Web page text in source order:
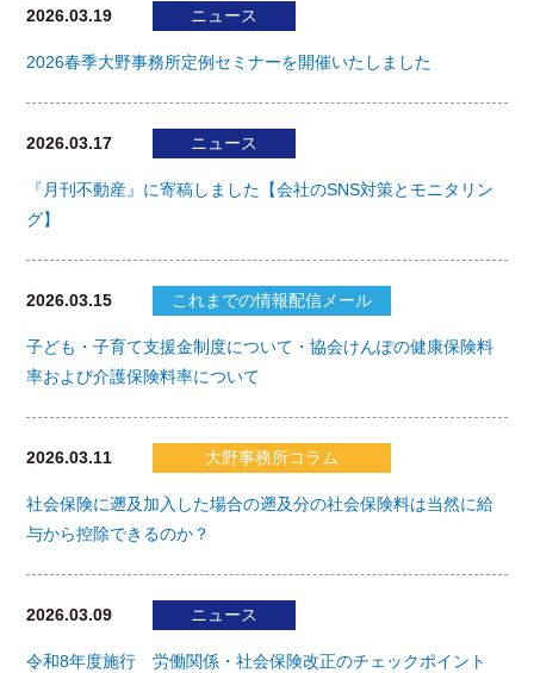
2026.03.19 ニュース
2026春季大野事務所定例セミナーを開催いたしました
2026.03.17 ニュース
『月刊不動産』に寄稿しました【会社のSNS対策とモニタリン
グ】
2026.03.15 これまでの情報配信メール
子ども・子育て支援金制度について・協会けんぽの健康保険料
率および介護保険料率について
2026.03.11 大野事務所コラム
社会保険に遡及加入した場合の遡及分の社会保険料は当然に給
与から控除できるのか？
2026.03.09 ニュース
令和8年度施行 労働関係・社会保険改正のチェックポイント